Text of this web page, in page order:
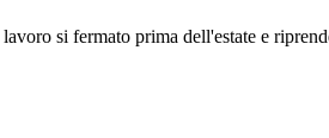
fermato prima dell'estate e